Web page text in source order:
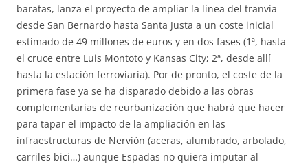
baratas, lanza el proyecto de ampliar la línea del tranvía
desde San Bernardo hasta Santa Justa a un coste inicial
estimado de 49 millones de euros y en dos fases (1ª, hasta
el cruce entre Luis Montoto y Kansas City; 2ª, desde allí
hasta la estación ferroviaria). Por de pronto, el coste de la
primera fase ya se ha disparado debido a las obras
complementarias de reurbanización que habrá que hacer
para tapar el impacto de la ampliación en las
infraestructuras de Nervión (aceras, alumbrado, arbolado,
carriles bici…) aunque Espadas no quiera imputar al